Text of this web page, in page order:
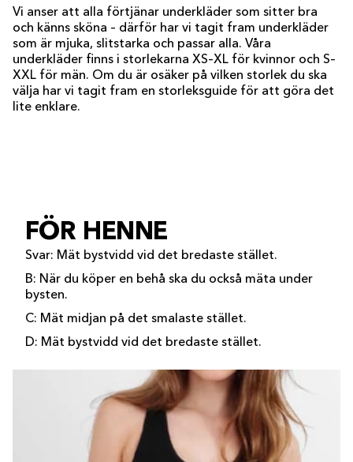
Vi anser att alla förtjänar underkläder som sitter bra
och känns sköna – därför har vi tagit fram underkläder
som är mjuka, slitstarka och passar alla. Våra
underkläder finns i storlekarna XS–XL för kvinnor och S–
XXL för män. Om du är osäker på vilken storlek du ska
välja har vi tagit fram en storleksguide för att göra det
lite enklare.
FÖR HENNE
Svar: Mät bystvidd vid det bredaste stället.
B: När du köper en behå ska du också mäta under
bysten.
C: Mät midjan på det smalaste stället.
D: Mät bystvidd vid det bredaste stället.